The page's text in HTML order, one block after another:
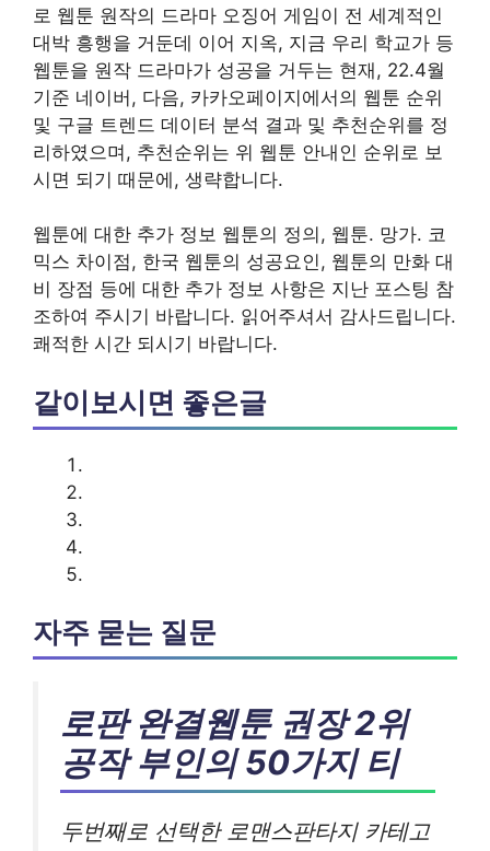
로 웹툰 원작의 드라마 오징어 게임이 전 세계적인
대박 흥행을 거둔데 이어 지옥, 지금 우리 학교가 등
웹툰을 원작 드라마가 성공을 거두는 현재, 22.4월
기준 네이버, 다음, 카카오페이지에서의 웹툰 순위
및 구글 트렌드 데이터 분석 결과 및 추천순위를 정
리하였으며, 추천순위는 위 웹툰 안내인 순위로 보
시면 되기 때문에, 생략합니다.
웹툰에 대한 추가 정보 웹툰의 정의, 웹툰. 망가. 코
믹스 차이점, 한국 웹툰의 성공요인, 웹툰의 만화 대
비 장점 등에 대한 추가 정보 사항은 지난 포스팅 참
조하여 주시기 바랍니다. 읽어주셔서 감사드립니다.
쾌적한 시간 되시기 바랍니다.
같이보시면 좋은글
자주 묻는 질문
로판 완결웹툰 권장 2위
공작 부인의 50가지 티
두번째로 선택한 로맨스판타지 카테고